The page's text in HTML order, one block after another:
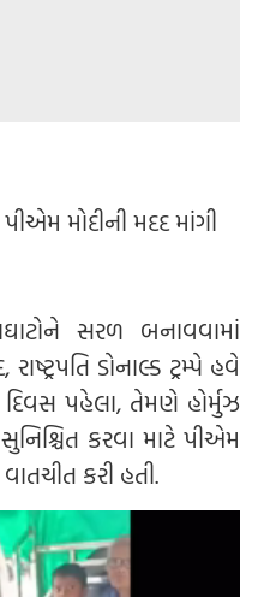
મોદીની મદદ માંગી
સરળ બનાવવામાં
ડોનાલ્ડ ટ્રમ્પે હવે
પહેલા, તેમણે હોર્મુઝ
કરવા માટે પીએમ
કરી હતી.